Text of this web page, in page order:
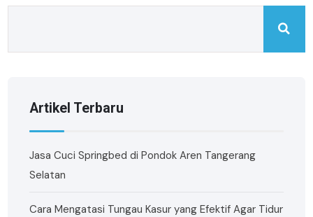
Artikel Terbaru
Jasa Cuci Springbed di Pondok Aren Tangerang
Selatan
Cara Mengatasi Tungau Kasur yang Efektif Agar Tidur